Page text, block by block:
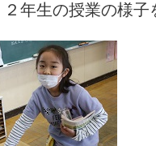
年生の授業の様子